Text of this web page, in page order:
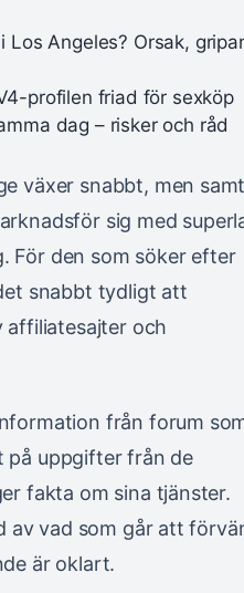
Angeles? Orsak,
profilen friad för sexköp
dag – risker och råd
växer snabbt, men
sig med
För den som söker efter
snabbt tydligt att
affiliatesajter och
från forum
på uppgifter från de
fakta om sina tjänster.
av vad som går att
är oklart.